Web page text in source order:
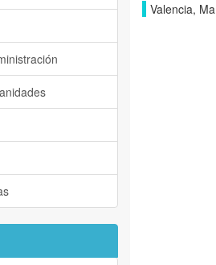
Valencia,